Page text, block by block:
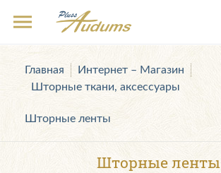
Главная
Интернет – Магазин
Шторные ткани, аксессуары
Шторные ленты
Шторные ленты